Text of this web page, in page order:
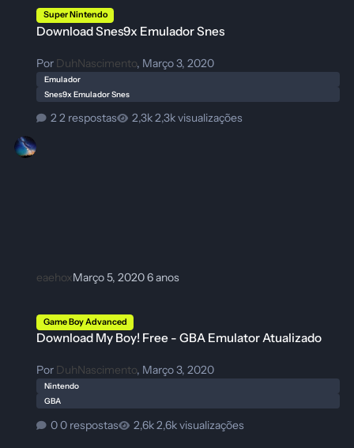
Super Nintendo
Download Snes9x Emulador Snes
Por DuhNascimento, Março 3, 2020
Emulador
Snes9x Emulador Snes
2 respostas 2,3k visualizações
eaehoxMarço 5, 20206 anos
Game Boy Advanced
Download My Boy! Free - GBA Emulator Atualizado
Por DuhNascimento, Março 3, 2020
Nintendo
GBA
0 respostas 2,6k visualizações